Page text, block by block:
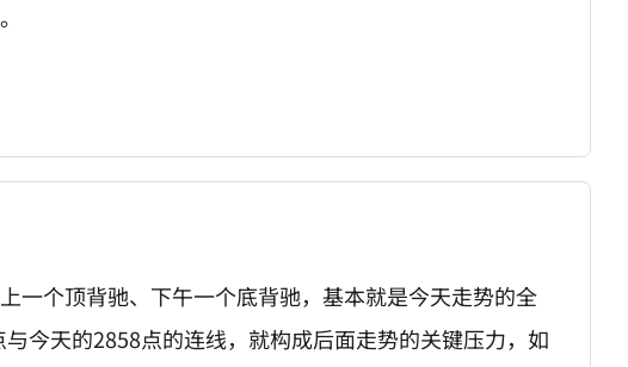
一个顶背驰、下午一个底背驰，基本就是今天走势的全
今天的2858点的连线，就构成后面走势的关键压力，如